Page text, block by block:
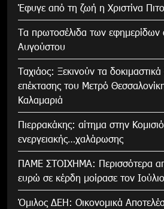
Έφυγε από τη ζωή η Χριστίνα
Τα πρωτοσέλιδα των εφημερίδων
Αυγούστου
Tαχιάος: Ξεκινούν τα
επέκτασης του Μετρό
Καλαμαριά
Πιερρακάκης: αίτημα στην
ενεργειακής…χαλάρωσης
ΠΑΜΕ ΣΤΟΙΧΗΜΑ: Περισσότερα
ευρώ σε κέρδη μοίρασε τον Ιούλιο
Όμιλος ΔΕΗ: Οικονομικά